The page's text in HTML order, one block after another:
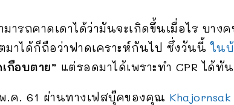
มารถคาดเดาได้ว่ามันจะเกิดขึ้นเมื่อไร บา
าได้ก็ถือว่าฟาดเคราะห์กันไป ซึ่งวันนี้ใน
กือบตาย” แต่รอดมาได้เพราะทำ CPR ได้ทัน
ค. 61 ผ่านทางเฟสบุ๊คของคุณ Khajornsak